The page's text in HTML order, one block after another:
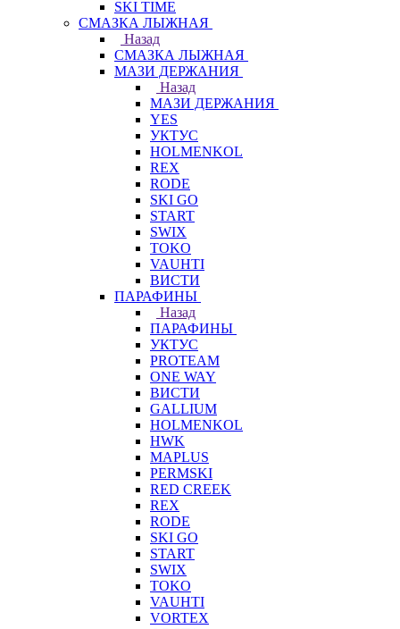
SKI TIME
СМАЗКА ЛЫЖНАЯ
Назад
СМАЗКА ЛЫЖНАЯ
МАЗИ ДЕРЖАНИЯ
Назад
МАЗИ ДЕРЖАНИЯ
YES
УКТУС
HOLMENKOL
REX
RODE
SKI GO
START
SWIX
TOKO
VAUHTI
ВИСТИ
ПАРАФИНЫ
Назад
ПАРАФИНЫ
УКТУС
PROTEAM
ONE WAY
ВИСТИ
GALLIUM
HOLMENKOL
HWK
MAPLUS
PERMSKI
RED CREEK
REX
RODE
SKI GO
START
SWIX
TOKO
VAUHTI
VORTEX